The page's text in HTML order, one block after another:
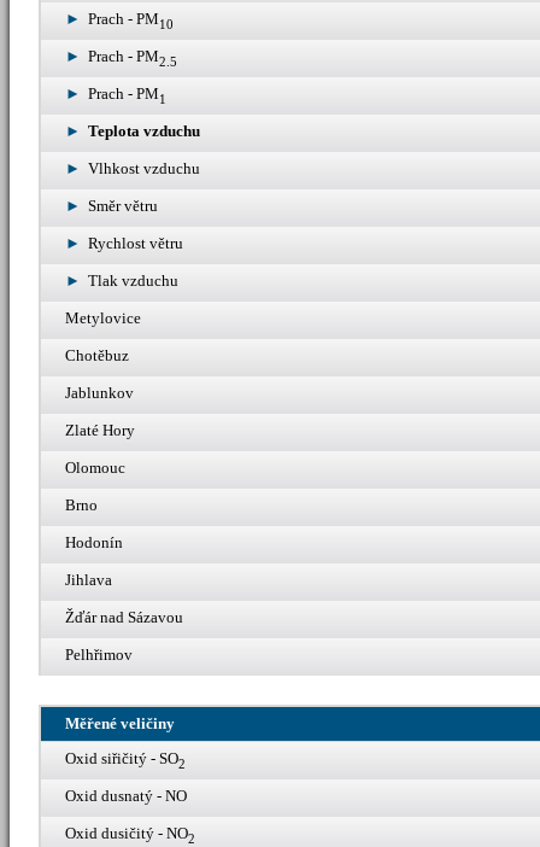
Prach - PM10
Prach - PM2.5
Prach - PM1
Teplota vzduchu
Vlhkost vzduchu
Směr větru
Rychlost větru
Tlak vzduchu
Metylovice
Chotěbuz
Jablunkov
Zlaté Hory
Olomouc
Brno
Hodonín
Jihlava
Žďár nad Sázavou
Pelhřimov
Měřené veličiny
Oxid siřičitý - SO2
Oxid dusnatý - NO
Oxid dusičitý - NO2